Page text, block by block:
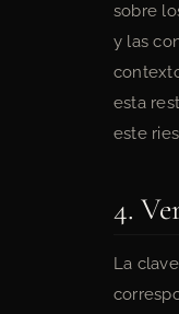
sobre
y las
esta
este
4.
La